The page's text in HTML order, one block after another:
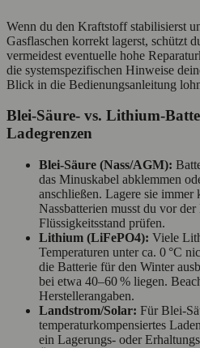
Wenn du den Kraftstoff stabilisierst
Gasflaschen korrekt lagerst, schützt
vermeidest eventuelle hohe
die systemspezifischen Hinweise
Blick in die Bedienungsanleitung
Blei‑Säure‑ vs.
Ladegrenzen
Blei‑Säure (Nass/AGM):
das Minuskabel abklemmen
anschließen. Lagere sie
Nassbatterien musst du vor
Flüssigkeitsstand prüfen.
Lithium (LiFePO4): Viele
Temperaturen unter ca. 0 °C
die Batterie für den Winter
bei etwa 40–60 % liegen.
Herstellerangaben.
Landstrom/Solar: Für
temperaturkompensiertes
ein Lagerungs‑ oder